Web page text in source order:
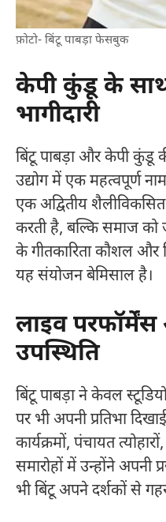
फ़ोटो- बिंटू पाबड़ा फेसबुक
केपी कुंडू के
भागीदारी
बिंटू पाबड़ा और केपी कुंडू
उद्योग में एक महत्वपूर्ण
एक अद्वितीय
करती है, बल्कि समाज
के गीतकारिता कौशल और
यह संयोजन बेमिसाल है।
लाइव
उपस्थिति
बिंटू पाबड़ा ने केवल
पर भी अपनी प्रतिभा
कार्यक्रमों, पंचायत
समारोहों में उन्होंने अपनी
भी बिंटू अपने दर्शकों से